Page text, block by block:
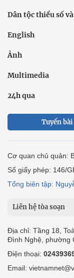
Dân tộc thiểu số
English
Ảnh
Multimedia
24h qua
Tuyến bài
Cơ quan chủ quản:
Số giấy phép: 146/
Tổng biên tập:
Liên hệ tòa soạn
Địa chỉ: Tầng 18,
Đình Nghệ, phường
Điện thoại:
Email: